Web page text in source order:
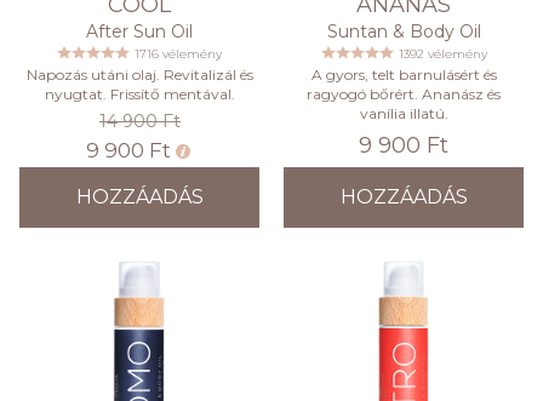
After Sun Oil
1716 vélemény
Napozás utáni olaj. Revitalizál és
nyugtat. Frissítő mentával.
14 900 Ft
9 900 Ft
HOZZÁADÁS
Suntan & Body Oil
1392 vélemény
A gyors, telt barnulásért és
ragyogó bőrért. Ananász és
vanília illatú.
9 900 Ft
HOZZÁADÁS